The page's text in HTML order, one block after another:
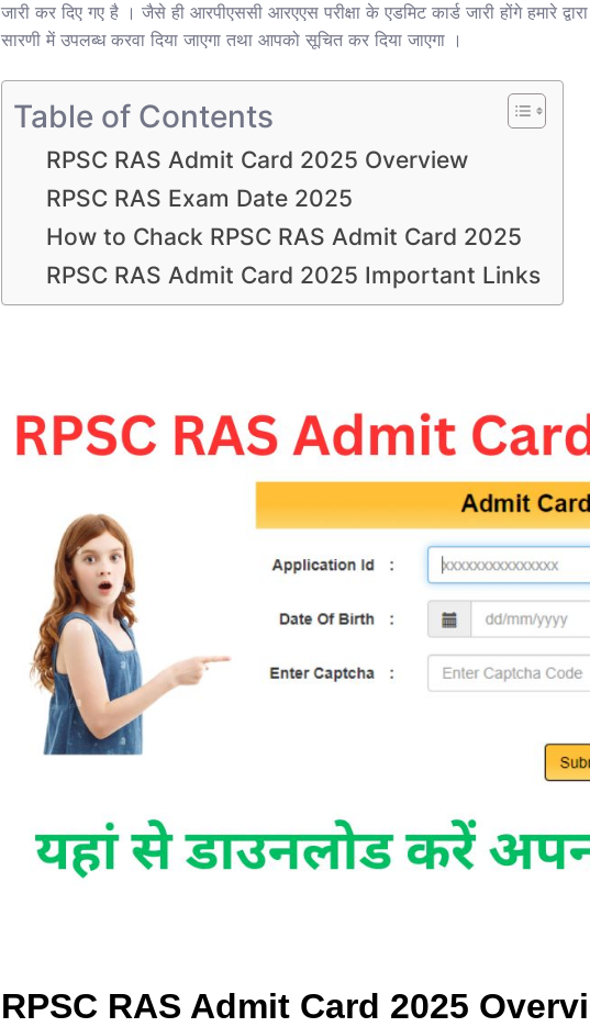
जारी कर दिए गए है । जैसे ही आरपीएससी आरएएस परीक्षा के एडमिट कार्ड जारी होंगे हमारे
सारणी में उपलब्ध करवा दिया जाएगा तथा आपको सूचित कर दिया जाएगा ।
Table of Contents
RPSC RAS Admit Card 2025 Overview
RPSC RAS Exam Date 2025
How to Chack RPSC RAS Admit Card 2025
RPSC RAS Admit Card 2025 Important Links
RPSC RAS Admit Card 2025